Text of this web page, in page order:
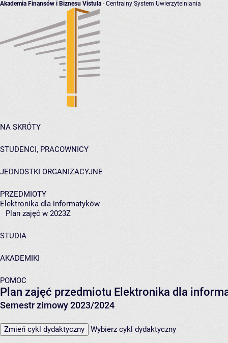
Akademia Finansów i Biznesu Vistula - Centralny System Uwierzytelniania
NA SKRÓTY
STUDENCI, PRACOWNICY
JEDNOSTKI ORGANIZACYJNE
PRZEDMIOTY
Elektronika dla informatyków
Plan zajęć w 2023Z
STUDIA
AKADEMIKI
POMOC
Plan zajęć przedmiotu Elektronika dla
Semestr zimowy 2023/2024
Zmień cykl dydaktyczny Wybierz cykl dydaktyczny